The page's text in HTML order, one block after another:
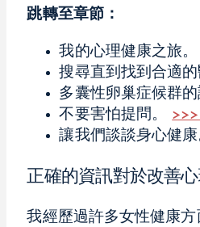
跳轉至章節：
我的心理健康之旅。
搜尋直到找到合適的
多囊性卵巢症候群的
不要害怕提問。
讓我們談談身心健康
正確的資訊對於改善
我經歷過許多女性健康